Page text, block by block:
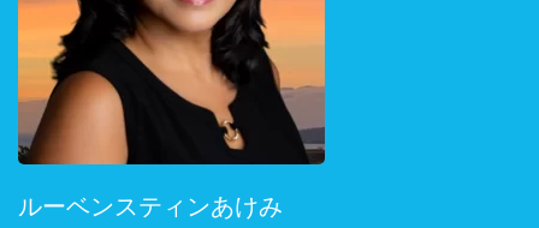
ルーベンスティンあけみ